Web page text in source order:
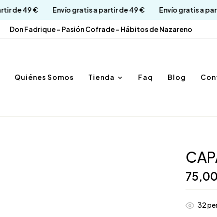
a partir de 49 € Envío gratis a partir de 49 € Envío
Don Fadrique - Pasión Cofrade - Hábitos de Nazareno
Quiénes Somos Tienda Faq Blog
75,00
32